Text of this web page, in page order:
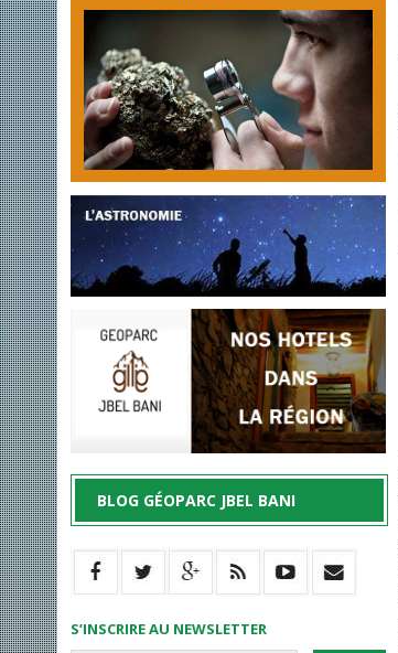
BLOG GÉOPARC JBEL BANI
S’INSCRIRE AU NEWSLETTER